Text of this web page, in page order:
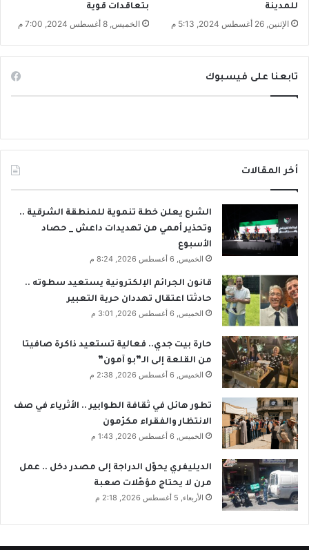
للمدينة
الإثنين, 26 أغسطس 2024, 5:13 م
بتعاقدات قوية
الخميس, 8 أغسطس 2024, 7:00 م
تابعنا على فيسبوك
أخر المقالات
الشرع يعلن خطة تنموية للمنطقة الشرقية ..
وتحذير أممي من تهديدات داعش _ حصاد
الأسبوع
الخميس, 6 أغسطس 2026, 8:24 م
قانون الجرائم الإلكترونية يستعيد سطوته ..
حادثتا اعتقال تهددان حرية التعبير
الخميس, 6 أغسطس 2026, 3:01 م
حارة بيت جدي.. فعالية تستعيد ذاكرة صافيتا
من القلعة إلى الـ”بو آمون”
الخميس, 6 أغسطس 2026, 2:38 م
تطور هائل في ثقافة الطوابير .. الأثرياء في صف
الانتظار والفقراء مكرّمون
الخميس, 6 أغسطس 2026, 1:43 م
الديليفري يحوّل الدراجة إلى مصدر دخل .. عمل
مرن لا يحتاج مؤهّلات صعبة
الأربعاء, 5 أغسطس 2026, 2:18 م